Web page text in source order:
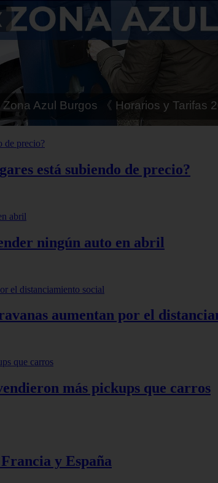
Azul Córdoba 《 Horarios y Tarifas
está subiendo de precio?
ningún auto en abril
aumentan por el
más pickups que carros
y España